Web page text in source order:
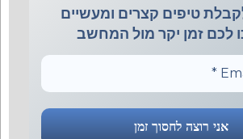
טיפים קצרים ומעשיים
לכם זמן יקר מול המחשב